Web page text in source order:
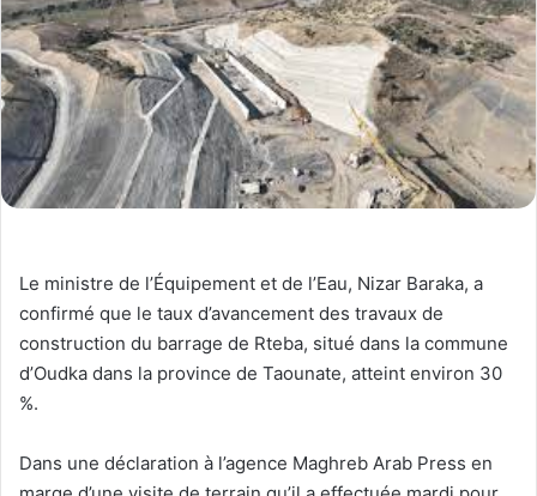
Le ministre de l’Équipement et de l’Eau, Nizar Baraka, a
confirmé que le taux d’avancement des travaux de
construction du barrage de Rteba, situé dans la commune
d’Oudka dans la province de Taounate, atteint environ 30
%.
Dans une déclaration à l’agence Maghreb Arab Press en